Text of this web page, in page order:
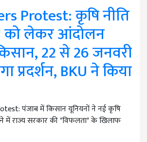
Protest: कृषि नीति
को लेकर आंदोलन
22 से 26 जनवरी
प्रदर्शन, BKU ने किया
पंजाब में किसान यूनियनों ने नई कृषि
में राज्य सरकार की "विफलता" के खिलाफ